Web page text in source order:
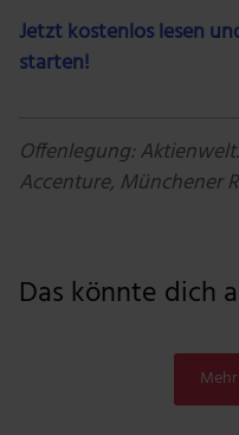
Jetzt kostenlos lesen
starten!
Offenlegung:
Accenture, Münchener
Das könnte dich